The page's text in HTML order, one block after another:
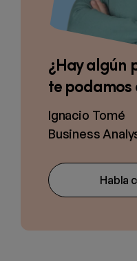
¿Hay algún
te podamos
Ignacio Tomé
Business
Habla